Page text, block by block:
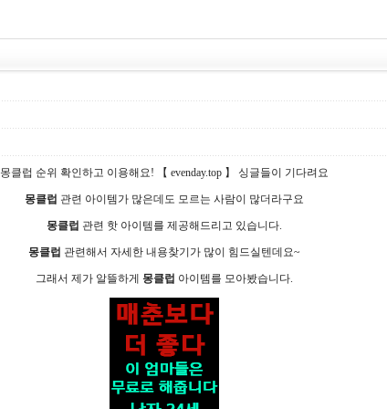
몽­클­럽 순위 확인하고 이용해요! 【 evenday.top 】 싱글들이 기다려요
몽­클­럽 관련 아이템가 많은데도 모르는 사람이 많더라구요
몽­클­럽 관련 핫 아이템를 제공해드리고 있습니다.
몽­클­럽 관련해서 자세한 내용찾기가 많이 힘드실텐데요~
그래서 제가 알뜰하게 몽­클­럽 아이템를 모아봤습니다.